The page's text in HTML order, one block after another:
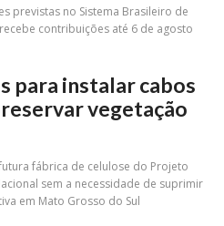
previstas no Sistema Brasileiro de
contribuições até 6 de agosto
para instalar cabos
vegetação
fábrica de celulose do Projeto
sem a necessidade de suprimir
em Mato Grosso do Sul